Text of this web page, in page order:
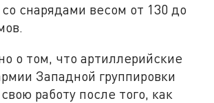
снарядами весом от 130 до
о том, что артиллерийские
Западной группировки
работу после того, как